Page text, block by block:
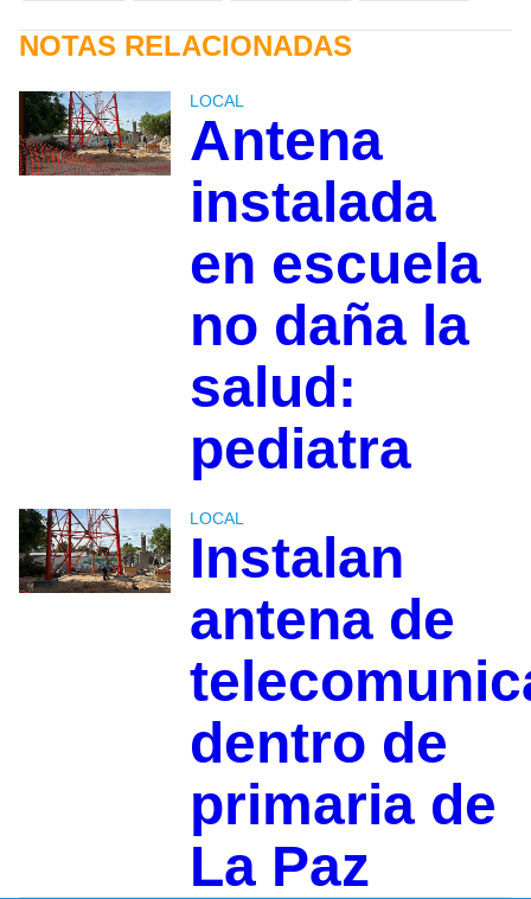
NOTAS RELACIONADAS
LOCAL
Antena
instalada
en escuela
no daña la
salud:
pediatra
LOCAL
Instalan
antena de
dentro de
primaria de
La Paz